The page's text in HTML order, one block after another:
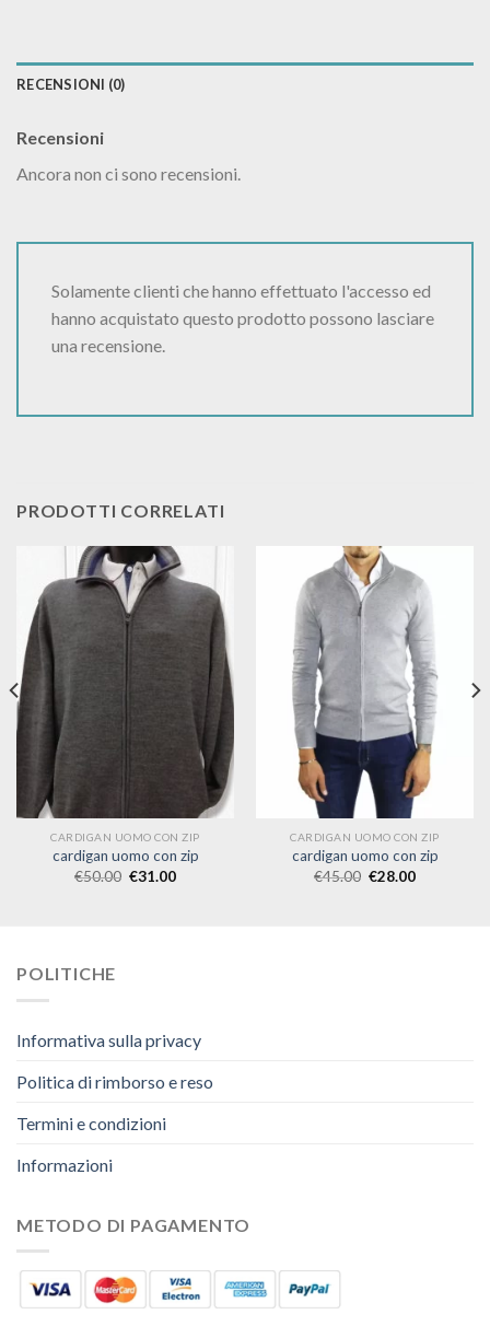
RECENSIONI (0)
Recensioni
Ancora non ci sono recensioni.
Solamente clienti che hanno effettuato l'accesso ed
hanno acquistato questo prodotto possono lasciare
una recensione.
PRODOTTI CORRELATI
CARDIGAN UOMO CON ZIP
cardigan uomo con zip
€50.00 €31.00
CARDIGAN UOMO CON ZIP
cardigan uomo con zip
€45.00 €28.00
POLITICHE
Informativa sulla privacy
Politica di rimborso e reso
Termini e condizioni
Informazioni
METODO DI PAGAMENTO